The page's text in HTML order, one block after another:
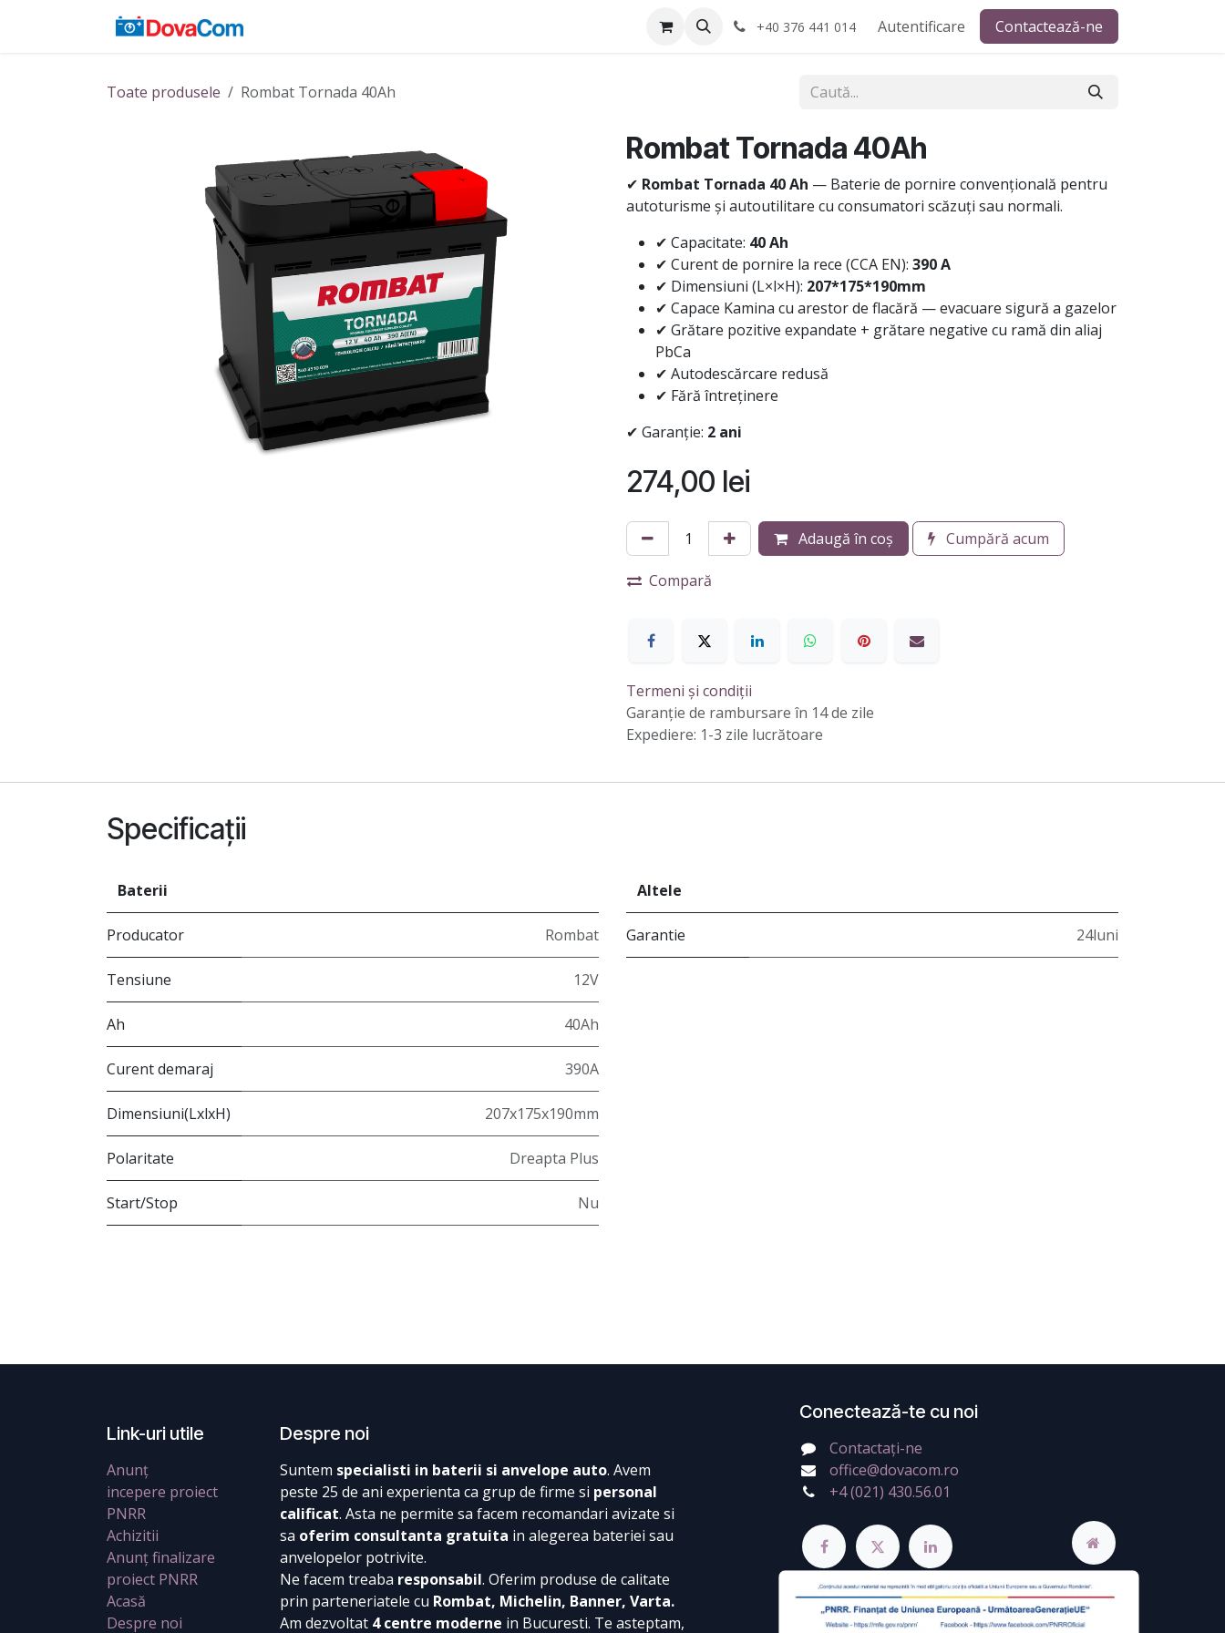
Service-uri montaj +40 376 441 014 Autentificare Contactează-ne
Toate produsele Rombat Tornada 40Ah
Rombat Tornada 40Ah
✔ Rombat Tornada 40 Ah — Baterie de pornire convențională pentru
autoturisme și autoutilitare cu consumatori scăzuți sau normali.
✔ Capacitate: 40 Ah
✔ Curent de pornire la rece (CCA EN): 390 A
✔ Dimensiuni (L×l×H): 207*175*190mm
✔ Capace Kamina cu arestor de flacără — evacuare sigură a gazelor
✔ Grătare pozitive expandate + grătare negative cu ramă din aliaj
PbCa
✔ Autodescărcare redusă
✔ Fără întreținere
✔ Garanție: 2 ani
274,00 lei
Adaugă în coș Cumpără acum
Compară
Termeni și condiții
Garanție de rambursare în 14 de zile
Expediere: 1-3 zile lucrătoare
Specificații
Baterii
Producator Rombat
Tensiune 12V
Ah 40Ah
Curent demaraj 390A
Dimensiuni(LxlxH) 207x175x190mm
Polaritate Dreapta Plus
Start/Stop Nu
Altele
Garantie 24luni
Link-uri utile
Anunț
incepere proiect
PNRR
Achizitii
Anunț finalizare
proiect PNRR
Acasă
Despre noi
Despre noi
Suntem specialisti in baterii si anvelope auto. Avem
peste 25 de ani experienta ca grup de firme si personal
calificat. Asta ne permite sa facem recomandari avizate si
sa oferim consultanta gratuita in alegerea bateriei sau
anvelopelor potrivite.
Ne facem treaba responsabil. Oferim produse de calitate
prin parteneriatele cu Rombat, Michelin, Banner, Varta.
Am dezvoltat 4 centre moderne in Bucuresti. Te asteptam,
Conectează-te cu noi
Contactați-ne
office@dovacom.ro
+4 (021) 430.56.01